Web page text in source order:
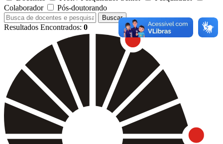
Colaborador
Pós-doutorando
Buscar
Resultados Encontrados: 0